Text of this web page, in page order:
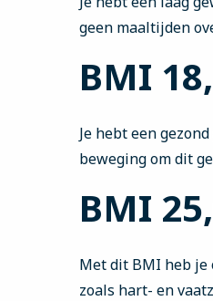
geen maaltijden
BMI
Je hebt een
beweging om dit
BMI
Met dit BMI heb je
zoals hart- en